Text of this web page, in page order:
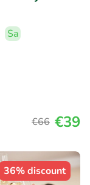
Sa
€66 €39
36% discount